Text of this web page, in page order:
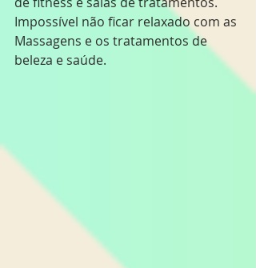
Impossível não ficar relaxado com as
Massagens e os tratamentos de
beleza e saúde.